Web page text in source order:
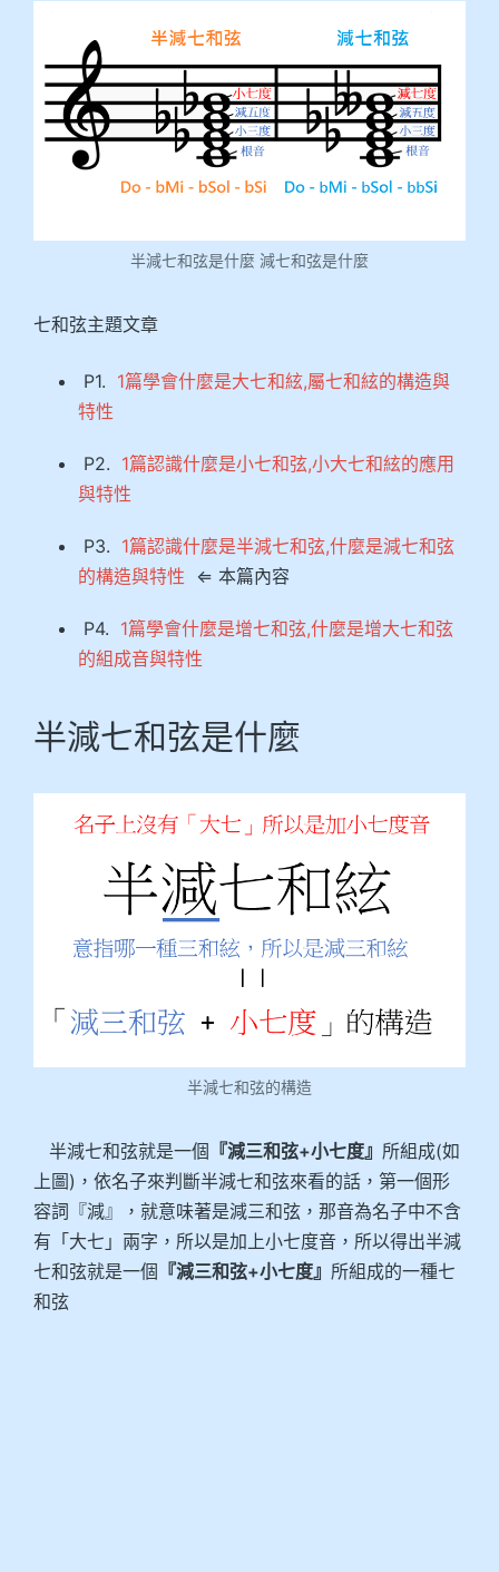
半減七和弦是什麼 減七和弦是什麼
七和弦主題文章
P1. 1篇學會什麼是大七和絃,屬七和絃的構造與
特性
P2. 1篇認識什麼是小七和弦,小大七和絃的應用
與特性
P3. 1篇認識什麼是半減七和弦,什麼是減七和弦
的構造與特性 ⇐ 本篇內容
P4. 1篇學會什麼是增七和弦,什麼是增大七和弦
的組成音與特性
半減七和弦是什麼
半減七和弦的構造
半減七和弦就是一個 『減三和弦+小七度』 所組成(如
上圖)，依名子來判斷半減七和弦來看的話，第一個形
容詞『減』，就意味著是減三和弦，那音為名子中不含
有「大七」兩字，所以是加上小七度音，所以得出半減
七和弦就是一個 『減三和弦+小七度』 所組成的一種七
和弦